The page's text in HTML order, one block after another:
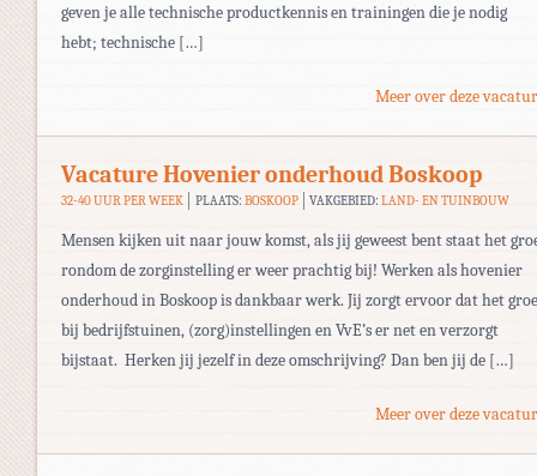
geven je alle technische productkennis en trainingen die je nodig
hebt; technische […]
Meer over deze
Vacature Hovenier onderhoud Boskoop
32-40 UUR PER WEEK PLAATS: BOSKOOP VAKGEBIED:LAND- EN TUINBOUW
Mensen kijken uit naar jouw komst, als jij geweest bent staat het
rondom de zorginstelling er weer prachtig bij! Werken als hovenier
onderhoud in Boskoop is dankbaar werk. Jij zorgt ervoor dat het
bij bedrijfstuinen, (zorg)instellingen en VvE’s er net en verzorgt
bijstaat. Herken jij jezelf in deze omschrijving? Dan ben jij de […]
Meer over deze